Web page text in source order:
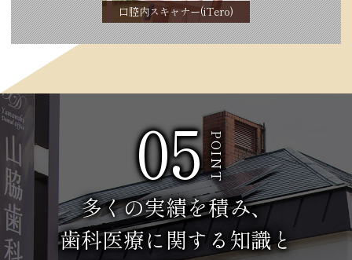
口腔内スキャナー(iTero)
05POINT
多くの実績を積み、
歯科医療に関する知識と